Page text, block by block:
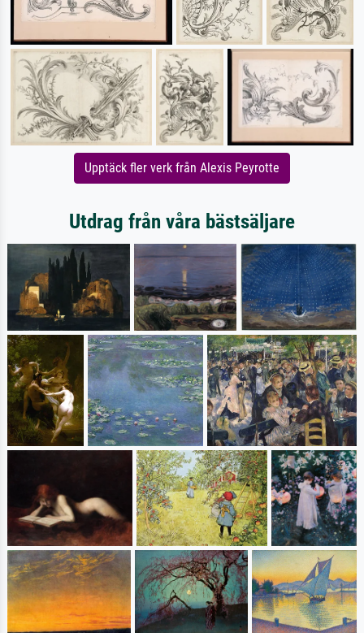
Upptäck fler verk från Alexis Peyrotte
Utdrag från våra bästsäljare